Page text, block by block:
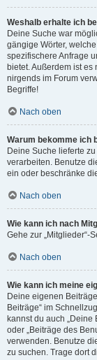
Weshalb erhalte ich
Deine Suche war
gängige Wörter,
spezifischere Anfrage
bietet. Außerdem ist
nirgends im Forum
Begriffe!
Nach oben
Warum bekomme ich
Deine Suche lieferte
verarbeiten. Benutze
ein oder beschränke
Nach oben
Wie kann ich nach
Gehe zur „Mitglieder“-
Nach oben
Wie kann ich meine
Deine eigenen
Beiträge“ im
kannst du auch
oder „Beiträge des
verwenden. Benutze
zu suchen. Trage dort